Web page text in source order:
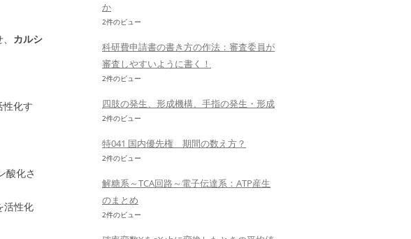
カルシ
性化す
酸化さ
活性化
か
2件のビュー
科研費申請書の書き方の作法：審査委員が
審査しやすいように書く！
2件のビュー
四肢の発生、形成機構、手指の発生・形成
2件のビュー
特041 国内優先権 期間の数え方？
2件のビュー
解糖系～TCA回路～電子伝達系：ATP産生
のまとめ
2件のビュー